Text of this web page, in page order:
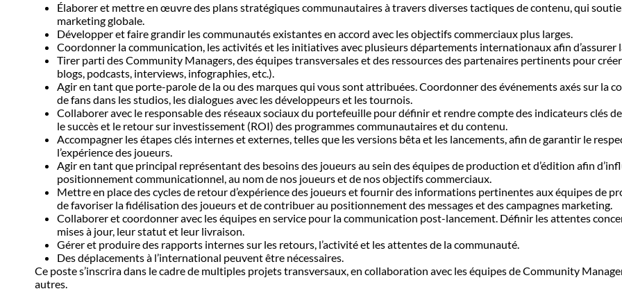
Élaborer et mettre en œuvre des plans stratégiques communautaires à travers diverses tactiques de contenu, qui
marketing globale.
Développer et faire grandir les communautés existantes en accord avec les objectifs commerciaux plus larges.
Coordonner la communication, les activités et les initiatives avec plusieurs départements internationaux afin d’assurer
Tirer parti des Community Managers, des équipes transversales et des ressources des partenaires pertinents pour
blogs, podcasts, interviews, infographies, etc.).
Agir en tant que porte-parole de la ou des marques qui vous sont attribuées. Coordonner des événements axés sur la
de fans dans les studios, les dialogues avec les développeurs et les tournois.
Collaborer avec le responsable des réseaux sociaux du portefeuille pour définir et rendre compte des indicateurs clés
le succès et le retour sur investissement (ROI) des programmes communautaires et du contenu.
Accompagner les étapes clés internes et externes, telles que les versions bêta et les lancements, afin de garantir le
l’expérience des joueurs.
Agir en tant que principal représentant des besoins des joueurs au sein des équipes de production et d’édition afin
positionnement communicationnel, au nom de nos joueurs et de nos objectifs commerciaux.
Mettre en place des cycles de retour d’expérience des joueurs et fournir des informations pertinentes aux équipes de
de favoriser la fidélisation des joueurs et de contribuer au positionnement des messages et des campagnes marketing.
Collaborer et coordonner avec les équipes en service pour la communication post-lancement. Définir les attentes
mises à jour, leur statut et leur livraison.
Gérer et produire des rapports internes sur les retours, l’activité et les attentes de la communauté.
Des déplacements à l’international peuvent être nécessaires.
Ce poste s’inscrira dans le cadre de multiples projets transversaux, en collaboration avec les équipes de Community
autres.